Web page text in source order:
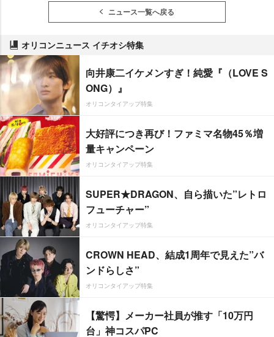
ニュース一覧へ戻る
オリコンニュース イチオシ特集
向井康二イケメンすぎ！純愛『（LOVE S
ONG）』
オリコンタイアップ特集
大好評につき再び！ファミマ名物45％増
量キャンペーン
オリコンタイアップ特集
SUPER★DRAGON、自ら描いた”レトロ
フューチャー”
オリコンタイアップ特集
CROWN HEAD、結成1周年で見えた”バ
ンドらしさ”
オリコンタイアップ特集
【驚愕】メーカー社員が推す「10万円
台」神コスパPC